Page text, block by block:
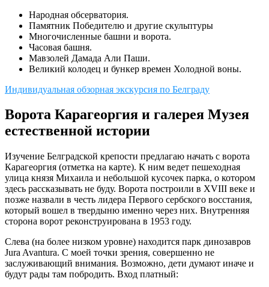
Народная обсерватория.
Памятник Победителю и другие скульптуры
Многочисленные башни и ворота.
Часовая башня.
Мавзолей Дамада Али Паши.
Великий колодец и бункер времен Холодной воны.
Индивидуальная обзорная экскурсия по Белграду
Ворота Карагеоргия и галерея Музея
естественной истории
Изучение Белградской крепости предлагаю начать с ворота
Карагеоргия (отметка на карте). К ним ведет пешеходная
улица князя Михаила и небольшой кусочек парка, о котором
здесь рассказывать не буду. Ворота построили в XVIII веке и
позже назвали в честь лидера Первого сербского восстания,
который вошел в твердыню именно через них. Внутренняя
сторона ворот реконструирована в 1953 году.
Слева (на более низком уровне) находится парк динозавров
Jura Avantura. С моей точки зрения, совершенно не
заслуживающий внимания. Возможно, дети думают иначе и
будут рады там побродить. Вход платный: